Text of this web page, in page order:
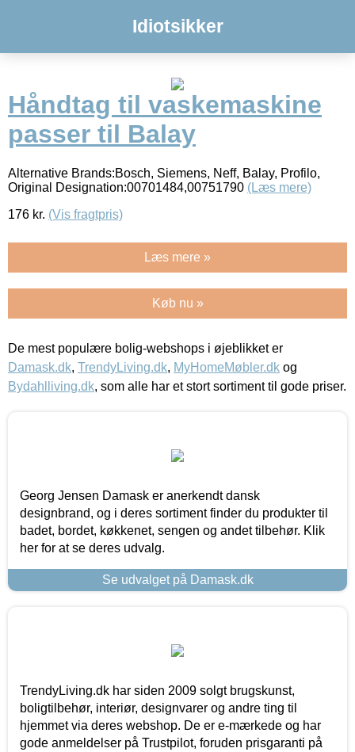
Idiotsikker
Håndtag til vaskemaskine
passer til Balay
Alternative Brands:Bosch, Siemens, Neff, Balay, Profilo,
Original Designation:00701484,00751790 (Læs mere)
176 kr. (Vis fragtpris)
Læs mere »
Køb nu »
De mest populære bolig-webshops i øjeblikket er
Damask.dk, TrendyLiving.dk, MyHomeMøbler.dk og
Bydahlliving.dk, som alle har et stort sortiment til gode priser.
Georg Jensen Damask er anerkendt dansk
designbrand, og i deres sortiment finder du produkter til
badet, bordet, køkkenet, sengen og andet tilbehør. Klik
her for at se deres udvalg.
Se udvalget på Damask.dk
TrendyLiving.dk har siden 2009 solgt brugskunst,
boligtilbehør, interiør, designvarer og andre ting til
hjemmet via deres webshop. De er e-mærkede og har
gode anmeldelser på Trustpilot, foruden prisgaranti på